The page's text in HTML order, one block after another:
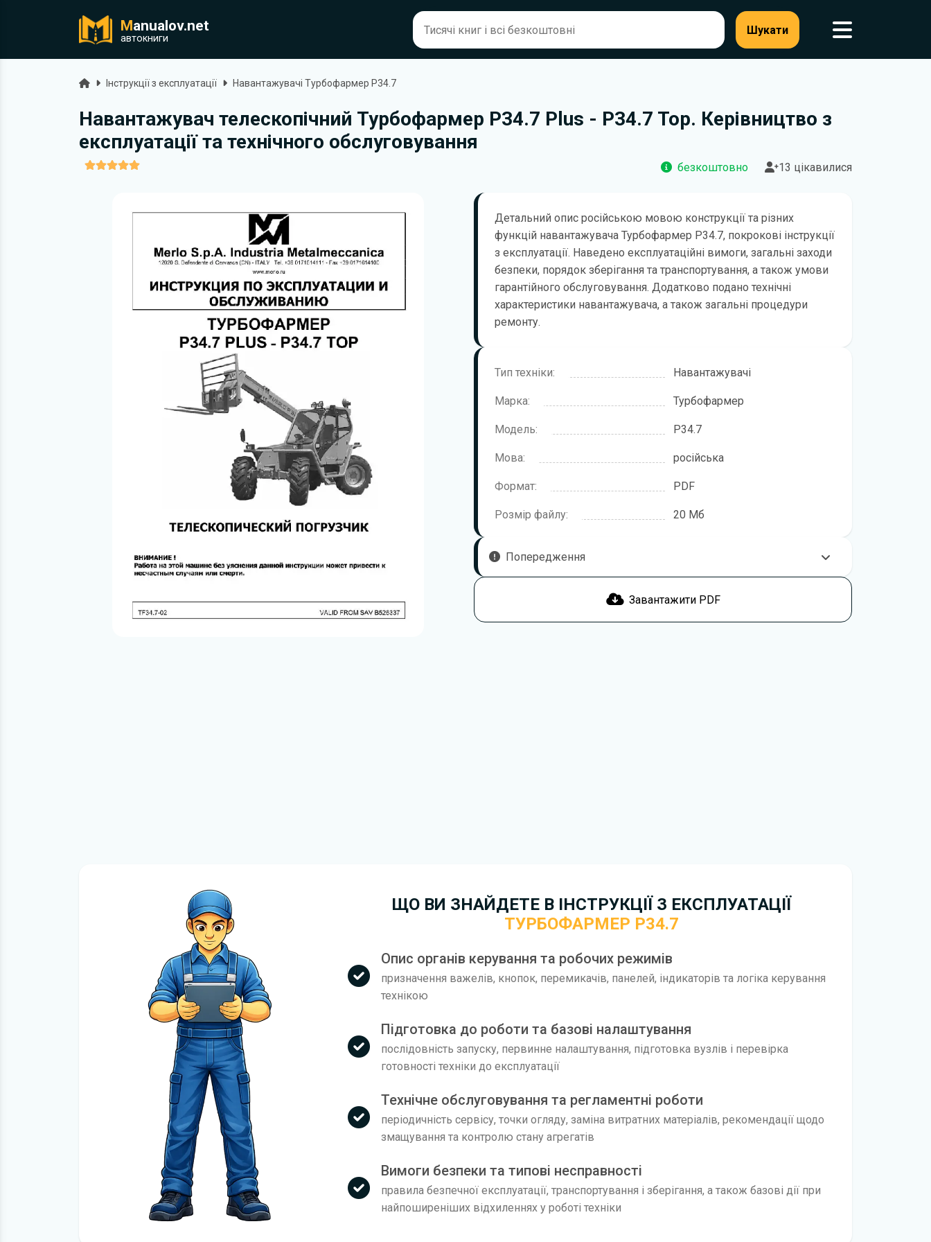
Manualov.net
автокниги
Шукати
ГоловнаІнструкції з експлуатації Навантажувачі Турбофармер P34.7
Навантажувач телескопічний Турбофармер P34.7 Plus - P34.7 Top. Керівництво з
експлуатації та технічного обслуговування
безкоштовно 13 цікавилися
Детальний опис російською мовою конструкції та різних
функцій навантажувача Турбофармер P34.7, покрокові інструкції
з експлуатації. Наведено експлуатаційні вимоги, загальні заходи
безпеки, порядок зберігання та транспортування, а також умови
гарантійного обслуговування. Додатково подано технічні
характеристики навантажувача, а також загальні процедури
ремонту.
Тип техніки: Навантажувачі
Марка: Турбофармер
Модель: P34.7
Мова: російська
Формат: PDF
Розмір файлу: 20 Мб
Попередження
Щоб правильно та безпечно користуватися технікою, рекомендується
підготовлено для моделі Турбофармер P34.7.
Завантажити PDF
ЩО ВИ ЗНАЙДЕТЕ В ІНСТРУКЦІЇ З ЕКСПЛУАТАЦІЇ
ТУРБОФАРМЕР P34.7
Опис органів керування та робочих режимів
призначення важелів, кнопок, перемикачів, панелей, індикаторів та логіка керування
технікою
Підготовка до роботи та базові налаштування
послідовність запуску, первинне налаштування, підготовка вузлів і перевірка
готовності техніки до експлуатації
Технічне обслуговування та регламентні роботи
періодичність сервісу, точки огляду, заміна витратних матеріалів, рекомендації щодо
змащування та контролю стану агрегатів
Вимоги безпеки та типові несправності
правила безпечної експлуатації, транспортування і зберігання, а також базові дії при
найпоширеніших відхиленнях у роботі техніки